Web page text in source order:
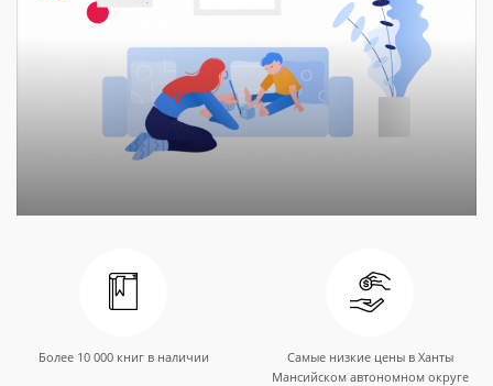
Более 10 000 книг в наличии
Самые низкие цены в Ханты
Мансийском автономном округе